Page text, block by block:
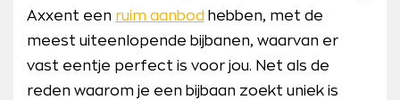
Axxent een ruim aanbod hebben, met de
meest uiteenlopende bijbanen, waarvan er
vast eentje perfect is voor jou. Net als de
reden waarom je een bijbaan zoekt uniek is